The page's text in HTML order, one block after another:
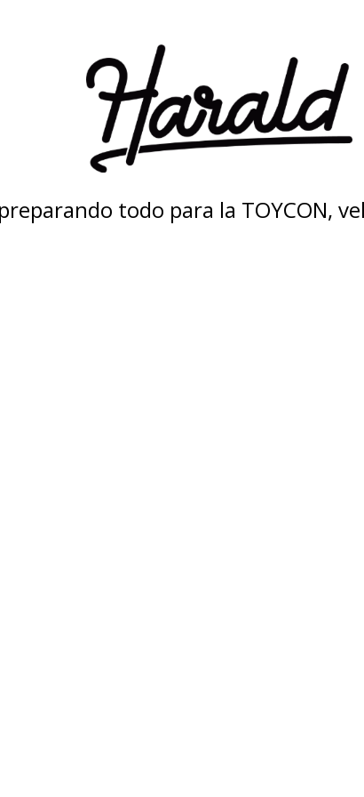
todo para la TOYCON,